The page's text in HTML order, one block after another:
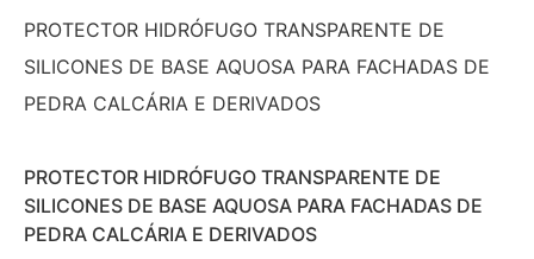
PROTECTOR HIDRÓFUGO TRANSPARENTE DE
SILICONES DE BASE AQUOSA PARA FACHADAS DE
PEDRA CALCÁRIA E DERIVADOS
PROTECTOR HIDRÓFUGO TRANSPARENTE DE
SILICONES DE BASE AQUOSA PARA FACHADAS DE
PEDRA CALCÁRIA E DERIVADOS